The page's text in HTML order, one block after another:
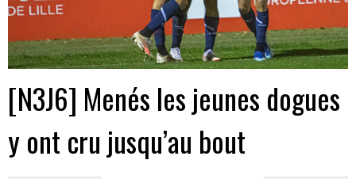
[N3J6] Menés les jeunes dogues
y ont cru jusqu’au bout